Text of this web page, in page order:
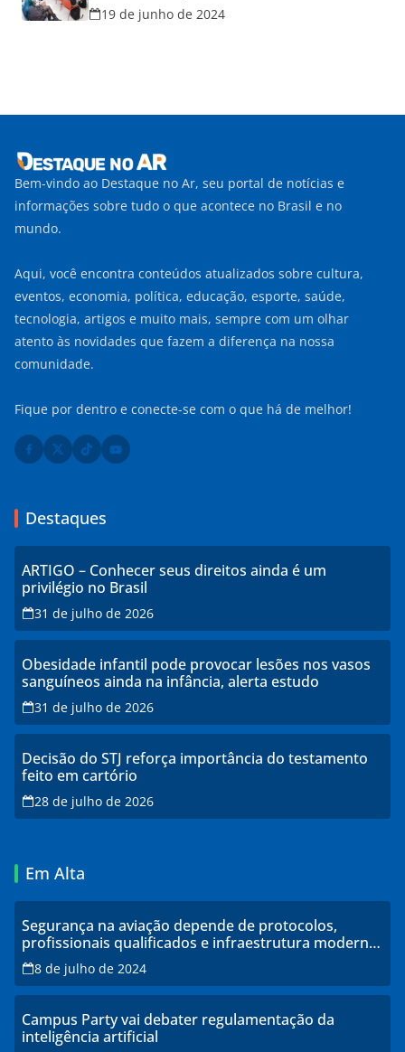
19 de junho de 2024
Bem-vindo ao Destaque no Ar, seu portal de notícias e
informações sobre tudo o que acontece no Brasil e no
mundo.
Aqui, você encontra conteúdos atualizados sobre cultura,
eventos, economia, política, educação, esporte, saúde,
tecnologia, artigos e muito mais, sempre com um olhar
atento às novidades que fazem a diferença na nossa
comunidade.
Fique por dentro e conecte-se com o que há de melhor!
Destaques
ARTIGO – Conhecer seus direitos ainda é um
privilégio no Brasil
31 de julho de 2026
Obesidade infantil pode provocar lesões nos vasos
sanguíneos ainda na infância, alerta estudo
31 de julho de 2026
Decisão do STJ reforça importância do testamento
feito em cartório
28 de julho de 2026
Em Alta
Segurança na aviação depende de protocolos,
profissionais qualificados e infraestrutura moderna,
explicam especialistas
8 de julho de 2024
Campus Party vai debater regulamentação da
inteligência artificial